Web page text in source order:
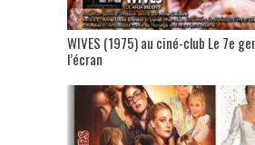
WIVES (1975) au ciné-club Le 7e
l’écran